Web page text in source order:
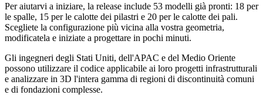
Per aiutarvi a iniziare, la release include 53 modelli già pronti: 18 per
le spalle, 15 per le calotte dei pilastri e 20 per le calotte dei pali.
Scegliete la configurazione più vicina alla vostra geometria,
modificatela e iniziate a progettare in pochi minuti.
Gli ingegneri degli Stati Uniti, dell'APAC e del Medio Oriente
possono utilizzare il codice applicabile ai loro progetti infrastrutturali
e analizzare in 3D l'intera gamma di regioni di discontinuità comuni
e di fondazioni complesse.